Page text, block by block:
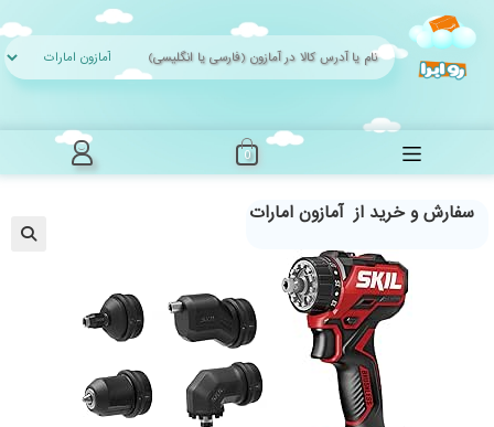
content
0
سفارش و خرید از آمازون امارات